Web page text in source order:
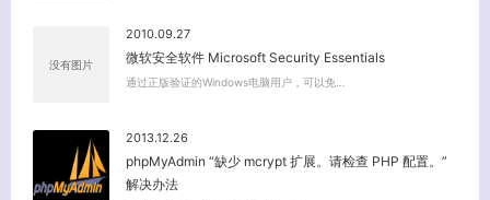
没有图片
2010.09.27
微软安全软件 Microsoft Security Essentials
通过正版验证的Windows电脑用户，可以免…
2013.12.26
phpMyAdmin “缺少 mcrypt 扩展。请检查 PHP 配置。”
解决办法